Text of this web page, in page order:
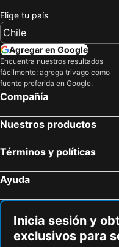
Elige tu país
Agregar en Google
Encuentra nuestros resultados
fácilmente: agrega trivago como
fuente preferida en Google.
Compañía
Nuestros productos
Términos y políticas
Ayuda
Inicia sesión y
exclusivos para